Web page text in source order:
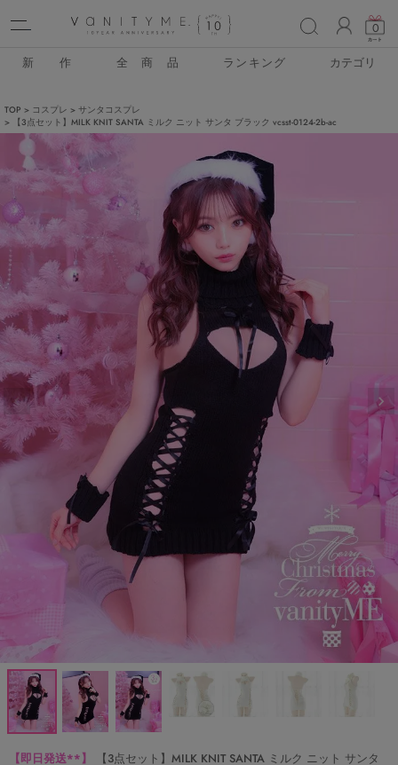
0
新 作 全 商 品 ランキング カテゴリ
TOP コスプレ
サンタコスプレ
【3点セット】MILK KNIT SANTA ミルク ニット サンタ ブラック vcsst-0124-2b-ac
【即日発送**】
【3点セット】MILK KNIT SANTA ミルク ニット サンタ